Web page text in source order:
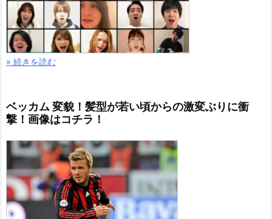
» 続きを読む
ベッカム 変貌！髪型が若い頃からの激変ぶりに衝
撃！画像はコチラ！